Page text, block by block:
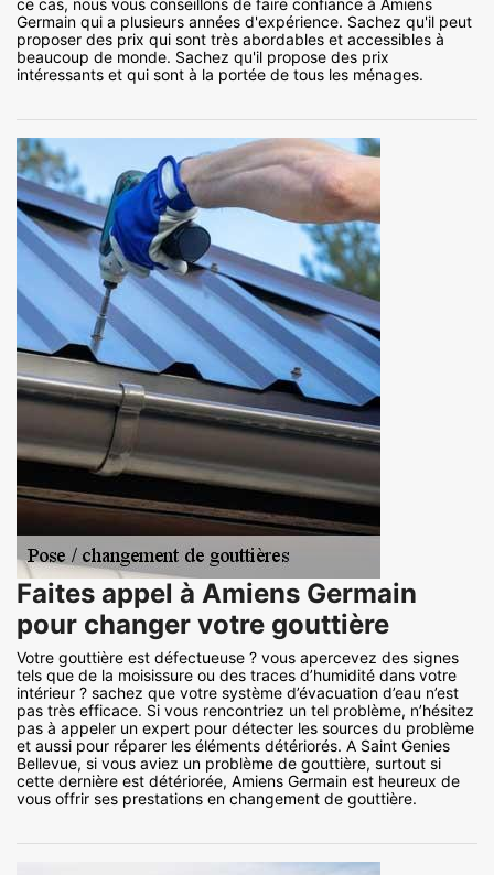
ce cas, nous vous conseillons de faire confiance à Amiens
Germain qui a plusieurs années d'expérience. Sachez qu'il peut
proposer des prix qui sont très abordables et accessibles à
beaucoup de monde. Sachez qu'il propose des prix
intéressants et qui sont à la portée de tous les ménages.
Faites appel à Amiens Germain
pour changer votre gouttière
Votre gouttière est défectueuse ? vous apercevez des signes
tels que de la moisissure ou des traces d’humidité dans votre
intérieur ? sachez que votre système d’évacuation d’eau n’est
pas très efficace. Si vous rencontriez un tel problème, n’hésitez
pas à appeler un expert pour détecter les sources du problème
et aussi pour réparer les éléments détériorés. A Saint Genies
Bellevue, si vous aviez un problème de gouttière, surtout si
cette dernière est détériorée, Amiens Germain est heureux de
vous offrir ses prestations en changement de gouttière.